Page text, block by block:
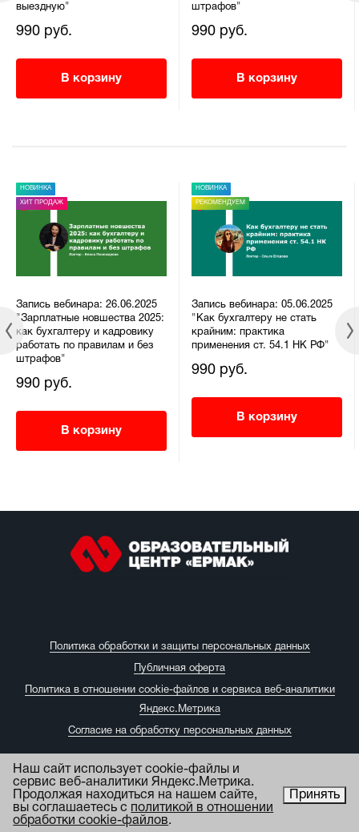
выездную"
990 руб.
В корзину
штрафов"
990 руб.
В корзину
НОВИНКА
ХИТ ПРОДАЖ
Запись вебинара: 26.06.2025
"Зарплатные новшества 2025:
как бухгалтеру и кадровику
работать по правилам и без
штрафов"
990 руб.
В корзину
НОВИНКА
РЕКОМЕНДУЕМ
Запись вебинара: 05.06.2025
"Как бухгалтеру не стать
крайним: практика
применения ст. 54.1 НК РФ"
990 руб.
В корзину
Политика обработки и защиты персональных данных
Публичная оферта
Политика в отношении cookie-файлов и сервиса веб-аналитики
Яндекс.Метрика
Согласие на обработку персональных данных
Наш сайт использует cookie-файлы и
сервис веб-аналитики Яндекс.Метрика.
Продолжая находиться на нашем сайте,
вы соглашаетесь с политикой в отношении
обработки cookie-файлов.
Принять